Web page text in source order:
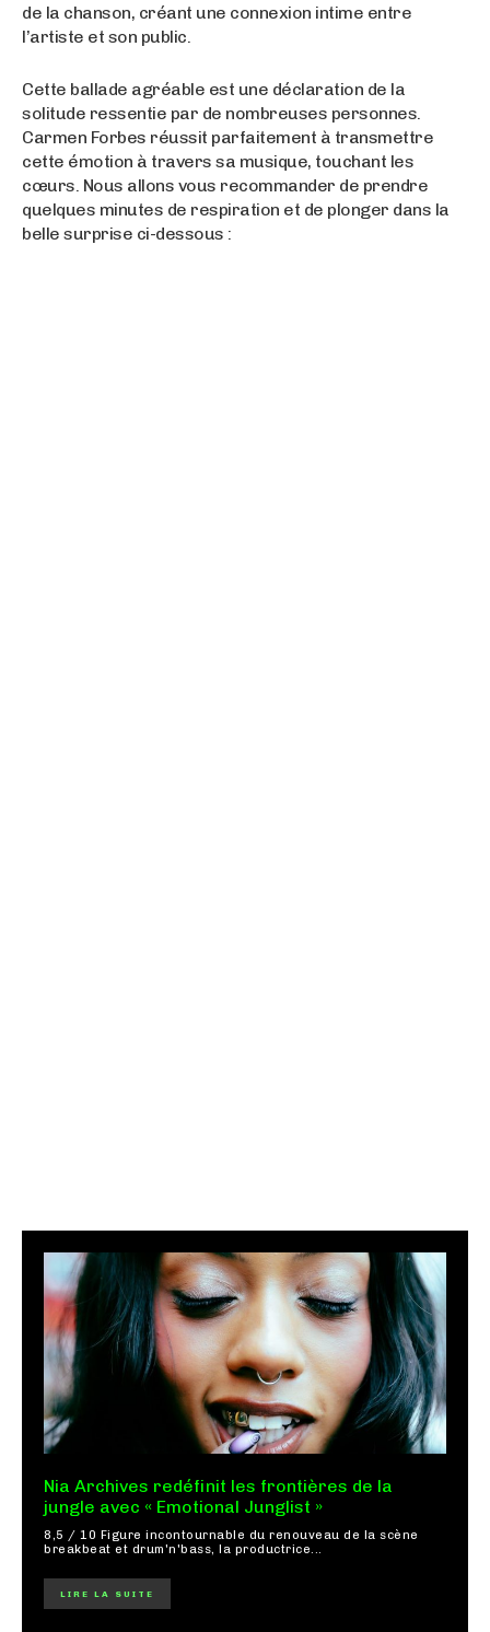
de la chanson, créant une connexion intime entre
l’artiste et son public.
Cette ballade agréable est une déclaration de la
solitude ressentie par de nombreuses personnes.
Carmen Forbes réussit parfaitement à transmettre
cette émotion à travers sa musique, touchant les
cœurs. Nous allons vous recommander de prendre
quelques minutes de respiration et de plonger dans la
belle surprise ci-dessous :
Nia Archives redéfinit les frontières de la
jungle avec « Emotional Junglist »
8,5 / 10 Figure incontournable du renouveau de la scène
breakbeat et drum'n'bass, la productrice...
LIRE LA SUITE